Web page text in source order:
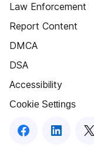
Law Enforcement
Report Content
DMCA
DSA
Accessibility
Cookie Settings